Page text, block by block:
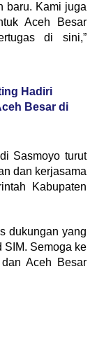
baru. Kami juga
Aceh Besar
di sini,”
Hadiri
Besar di
Sasmoyo turut
dan kerjasama
Kabupaten
dukungan yang
SIM. Semoga ke
Aceh Besar